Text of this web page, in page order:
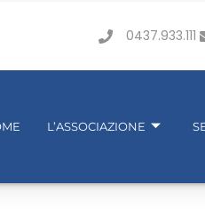
0437.933.111
L’ASSOCIAZIONE